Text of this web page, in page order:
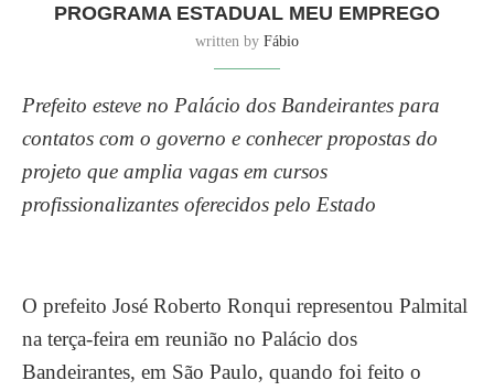
PROGRAMA ESTADUAL MEU EMPREGO
written by Fábio
Prefeito esteve no Palácio dos Bandeirantes para
contatos com o governo e conhecer propostas do
projeto que amplia vagas em cursos
profissionalizantes oferecidos pelo Estado
O prefeito José Roberto Ronqui representou Palmital
na terça-feira em reunião no Palácio dos
Bandeirantes, em São Paulo, quando foi feito o